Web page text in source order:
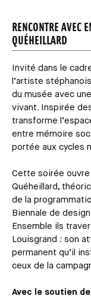
RENCONTRE AVEC
QUÉHEILLARD
Invité dans le
l’artiste
du musée avec
vivant. Inspirée
transforme
entre mémoire
portée aux cycles
Cette soirée ouvre
Quéheillard,
de la
Biennale de design
Ensemble ils
Louisgrand : son
permanent qu’il
ceux de la
Avec le soutien